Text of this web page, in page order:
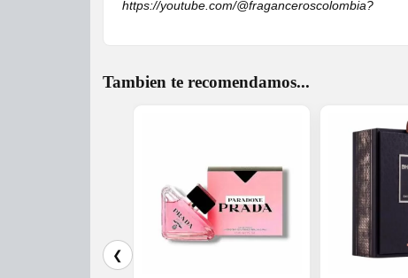
https://youtube.com/@fraganceroscolombia?
Tambien te recomendamos...
❮